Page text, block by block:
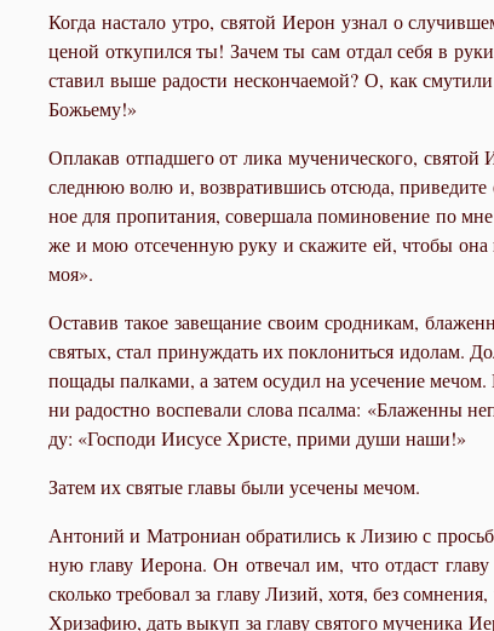
Ко­гда на­ста­ло утро, свя­той Иерон узнал о
це­ной от­ку­пил­ся ты! За­чем ты сам от­дал се­бя в
ста­вил вы­ше ра­до­сти нескон­ча­е­мой? О, как
Бо­жье­му!»
Опла­кав от­пад­ше­го от ли­ка му­че­ни­че­ско­го,
след­нюю во­лю и, воз­вра­тив­шись от­сю­да,
ное для про­пи­та­ния, со­вер­ша­ла по­ми­но­ве­ние по
же и мою от­се­чен­ную ру­ку и ска­жи­те ей, чтобы она
моя».
Оста­вив та­кое за­ве­ща­ние сво­им срод­ни­кам,
свя­тых, стал при­нуж­дать их по­кло­нить­ся идо­лам.
по­ща­ды пал­ка­ми, а за­тем осу­дил на усе­че­ние
ни ра­дост­но вос­пе­ва­ли сло­ва псал­ма: «Бла­жен­ны
ду: «Гос­по­ди Иису­се Хри­сте, при­ми ду­ши на­ши!»
За­тем их свя­тые гла­вы бы­ли усе­че­ны ме­чом.
Ан­то­ний и Мат­ро­ни­ан об­ра­ти­лись к Ли­зию с
ную гла­ву Иеро­на. Он от­ве­чал им, что от­даст
сколь­ко тре­бо­вал за гла­ву Ли­зий, хо­тя, без
Хри­за­фию, дать вы­куп за гла­ву свя­то­го му­че­ни­ка